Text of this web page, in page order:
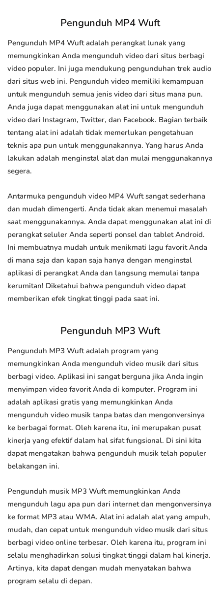
Pengunduh MP4 Wuft
Pengunduh MP4 Wuft adalah perangkat lunak yang
memungkinkan Anda mengunduh video dari situs berbagi
video populer. Ini juga mendukung pengunduhan trek audio
dari situs web ini. Pengunduh video memiliki kemampuan
untuk mengunduh semua jenis video dari situs mana pun.
Anda juga dapat menggunakan alat ini untuk mengunduh
video dari Instagram, Twitter, dan Facebook. Bagian terbaik
tentang alat ini adalah tidak memerlukan pengetahuan
teknis apa pun untuk menggunakannya. Yang harus Anda
lakukan adalah menginstal alat dan mulai menggunakannya
segera.
Antarmuka pengunduh video MP4 Wuft sangat sederhana
dan mudah dimengerti. Anda tidak akan menemui masalah
saat menggunakannya. Anda dapat menggunakan alat ini di
perangkat seluler Anda seperti ponsel dan tablet Android.
Ini membuatnya mudah untuk menikmati lagu favorit Anda
di mana saja dan kapan saja hanya dengan menginstal
aplikasi di perangkat Anda dan langsung memulai tanpa
kerumitan! Diketahui bahwa pengunduh video dapat
memberikan efek tingkat tinggi pada saat ini.
Pengunduh MP3 Wuft
Pengunduh MP3 Wuft adalah program yang
memungkinkan Anda mengunduh video musik dari situs
berbagi video. Aplikasi ini sangat berguna jika Anda ingin
menyimpan video favorit Anda di komputer. Program ini
adalah aplikasi gratis yang memungkinkan Anda
mengunduh video musik tanpa batas dan mengonversinya
ke berbagai format. Oleh karena itu, ini merupakan pusat
kinerja yang efektif dalam hal sifat fungsional. Di sini kita
dapat mengatakan bahwa pengunduh musik telah populer
belakangan ini.
Pengunduh musik MP3 Wuft memungkinkan Anda
mengunduh lagu apa pun dari internet dan mengonversinya
ke format MP3 atau WMA. Alat ini adalah alat yang ampuh,
mudah, dan cepat untuk mengunduh video musik dari situs
berbagi video online terbesar. Oleh karena itu, program ini
selalu menghadirkan solusi tingkat tinggi dalam hal kinerja.
Artinya, kita dapat dengan mudah menyatakan bahwa
program selalu di depan.